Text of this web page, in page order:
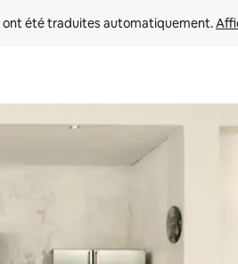
ont été traduites automatiquement.